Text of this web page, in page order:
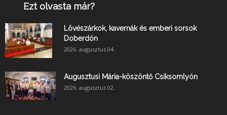
Ezt olvasta már?
Lövészárkok, kavernák és emberi sorsok
Doberdón
2026. augusztus 04.
Augusztusi Mária-köszöntő Csíksomlyón
2026. augusztus 02.